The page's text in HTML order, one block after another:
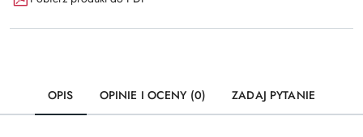
OPIS OPINIE I OCENY (0) ZADAJ PYTANIE